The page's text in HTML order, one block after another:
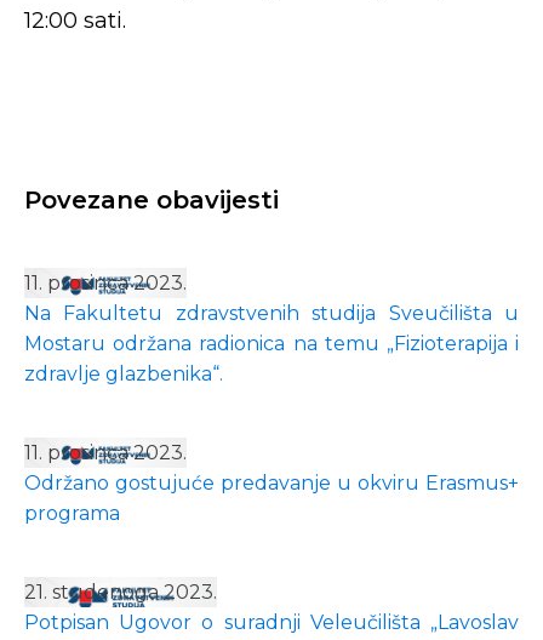
12:00 sati.
Povezane obavijesti
11. prosinca 2023.
Na Fakultetu zdravstvenih studija Sveučilišta u
Mostaru održana radionica na temu „Fizioterapija i
zdravlje glazbenika“.
11. prosinca 2023.
Održano gostujuće predavanje u okviru Erasmus+
programa
21. studenoga 2023.
Potpisan Ugovor o suradnji Veleučilišta „Lavoslav